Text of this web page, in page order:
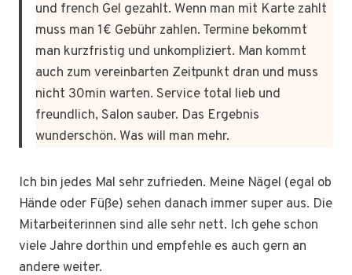
und french Gel gezahlt. Wenn man mit Karte zahlt
muss man 1€ Gebühr zahlen. Termine bekommt
man kurzfristig und unkompliziert. Man kommt
auch zum vereinbarten Zeitpunkt dran und muss
nicht 30min warten. Service total lieb und
freundlich, Salon sauber. Das Ergebnis
wunderschön. Was will man mehr.
Ich bin jedes Mal sehr zufrieden. Meine Nägel (egal ob
Hände oder Füße) sehen danach immer super aus. Die
Mitarbeiterinnen sind alle sehr nett. Ich gehe schon
viele Jahre dorthin und empfehle es auch gern an
andere weiter.